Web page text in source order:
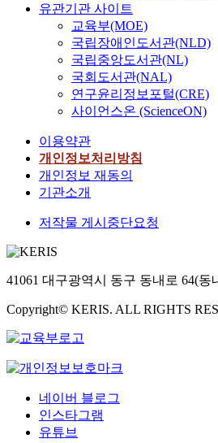
유관기관 사이트
교육부(MOE)
국립장애인도서관(NLD)
국립중앙도서관(NL)
국회도서관(NAL)
연구윤리정보포털(CRE)
사이언스온 (ScienceON)
이용약관
개인정보처리방침
개인정보 재동의
기관소개
저작물 게시중단요청
41061 대구광역시 동구 동내로 64(동
Copyright© KERIS. ALL RIGHTS
네이버 블로그
인스타그램
유튜브